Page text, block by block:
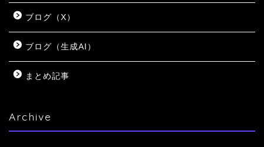
ブログ（X）
ブログ（生成AI）
まとめ記事
Archive